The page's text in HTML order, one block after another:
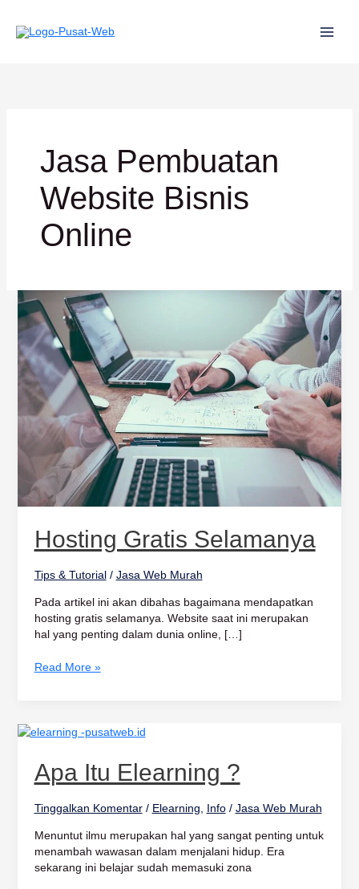
konten
Jasa Pembuatan
Website Bisnis
Online
Hosting Gratis Selamanya
Tips & Tutorial/ Jasa Web Murah
Pada artikel ini akan dibahas bagaimana mendapatkan
hosting gratis selamanya. Website saat ini merupakan
hal yang penting dalam dunia online, […]
Hosting
Gratis
Selamanya
Read More »
Apa Itu Elearning ?
Tinggalkan Komentar / Elearning Info/ Jasa Web Murah
Menuntut ilmu merupakan hal yang sangat penting untuk
menambah wawasan dalam menjalani hidup. Era
sekarang ini belajar sudah memasuki zona
Apa
Elearning
?